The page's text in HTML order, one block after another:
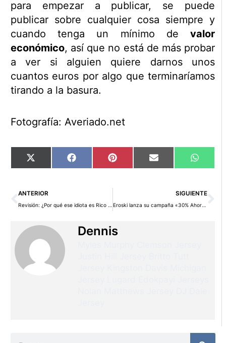
para empezar a publicar, se puede
publicar sobre cualquier cosa siempre y
cuando tenga un mínimo devalor
económico, así que no está de más probar
a ver si alguien quiere darnos unos
cuantos euros por algo que terminaríamos
tirando a la basura.
Fotografía: Averiado.net
Compartir
en
X
(Twitter)
Compartir
en
Facebook Compartir
en
Pinterest Compartir
en
Email
en
Ant
ANTERIOR
Revisión: ¿Por qué ese idiota es Rico y yo no? de Robert Shemin
SIGUIENTE
Eroski lanza su campaña «30% Ahorra y Cuídate»
Dennis